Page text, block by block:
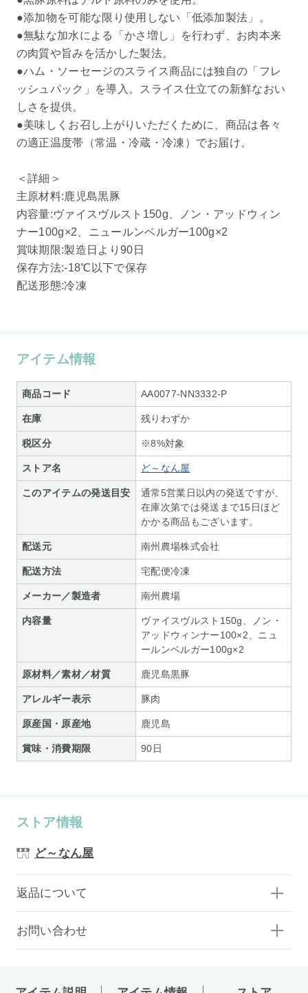
●添加物を可能な限り使用しない「低添加製法」。
●無駄な加水による「かさ増し」を行わず、お肉本来
の肉質や旨みを活かした製法。
●ハム・ソーセージのスライス商品には独自の「フレ
ッシュパック」を導入。スライス仕立ての新鮮なおい
しさを提供。
●美味しくお召し上がりいただくために、商品は各々
の適正温度帯（常温・冷蔵・冷凍）でお届け。
＜詳細＞
主原材料:鹿児島黒豚
内容量:ヴァイスヴルスト150g、ノン・アッドウィン
ナー100g×2、ニュールンベルガー100g×2
賞味期限:製造日より90日
保存方法:-18℃以下で保存
配送形態:冷凍
アイテム情報
商品コード AA0077-NN3332-P
在庫 残りわずか
税区分 ※8%対象
ストア名 ど～なん屋
このアイテムの発送目安
通常5営業日以内の発送ですが、
在庫次第では発送まで15日ほど
かかる商品もございます。
配送元 南州農場株式会社
配送方法 宅配便冷凍
メーカー／製造者 南州農場
内容量
ヴァイスヴルスト150g、ノン・
アッドウィンナー100×2、ニュ
ールンベルガー100g×2
原材料／素材／材質 鹿児島黒豚
アレルギー表示 豚肉
原産国・原産地 鹿児島
賞味・消費期限 90日
ストア情報
ど～なん屋
返品について
お問い合わせ